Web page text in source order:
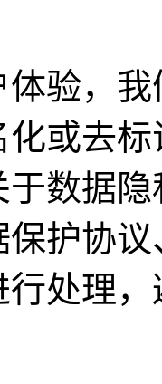
验，
或去
数据
护协
处理